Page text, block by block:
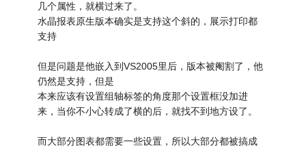
几个属性，就横过来了。
水晶报表原生版本确实是支持这个斜的，展示打印都
支持
但是问题是他嵌入到VS2005里后，版本被阉割了，他
仍然是支持，但是
本来应该有设置组轴标签的角度那个设置框没加进
来，当你不小心转成了横的后，就找不到地方设了。
而大部分图表都需要一些设置，所以大部分都被搞成